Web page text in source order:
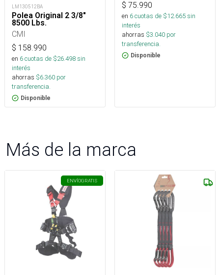
LM130512BA
Polea Original 2 3/8"
8500 Lbs.
CMI
$ 158.990
en 6cuotas de $26.498sin
interés
ahorras $6.360 por
transferencia.
Disponible
$ 75.990
en 6cuotas de $12.665sin
interés
ahorras $3.040 por
transferencia.
Disponible
Más de la marca
ENVÍOGRATIS